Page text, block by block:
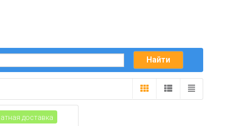
доставка